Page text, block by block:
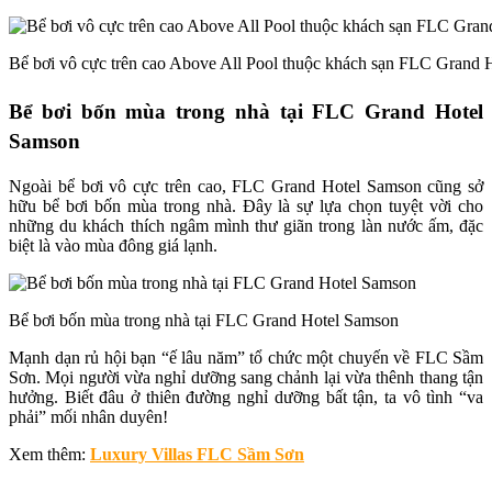
Bể bơi vô cực trên cao Above All Pool thuộc khách sạn FLC Grand
Bể bơi bốn mùa trong nhà tại FLC Grand Hotel
Samson
Ngoài bể bơi vô cực trên cao, FLC Grand Hotel Samson cũng sở
hữu bể bơi bốn mùa trong nhà. Đây là sự lựa chọn tuyệt vời cho
những du khách thích ngâm mình thư giãn trong làn nước ấm, đặc
biệt là vào mùa đông giá lạnh.
Bể bơi bốn mùa trong nhà tại FLC Grand Hotel Samson
Mạnh dạn rủ hội bạn “ế lâu năm” tổ chức một chuyến về FLC Sầm
Sơn. Mọi người vừa nghỉ dưỡng sang chảnh lại vừa thênh thang tận
hưởng. Biết đâu ở thiên đường nghỉ dưỡng bất tận, ta vô tình “va
phải” mối nhân duyên!
Xem thêm: Luxury Villas FLC Sầm Sơn